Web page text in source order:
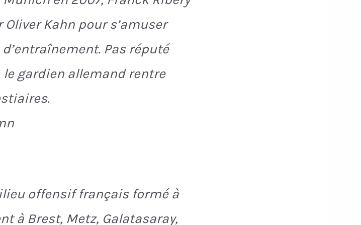
Oliver Kahn pour s’amuser
Pas réputé
gardien allemand rentre
offensif français formé à
à Brest, Metz, Galatasaray,